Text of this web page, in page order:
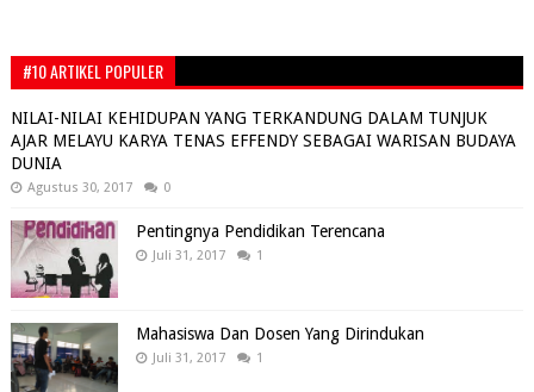
#10 ARTIKEL POPULER
NILAI-NILAI KEHIDUPAN YANG TERKANDUNG DALAM TUNJUK
AJAR MELAYU KARYA TENAS EFFENDY SEBAGAI WARISAN BUDAYA
DUNIA
Agustus 30, 2017 0
Pentingnya Pendidikan Terencana
Juli 31, 2017 1
Mahasiswa Dan Dosen Yang Dirindukan
Juli 31, 2017 1